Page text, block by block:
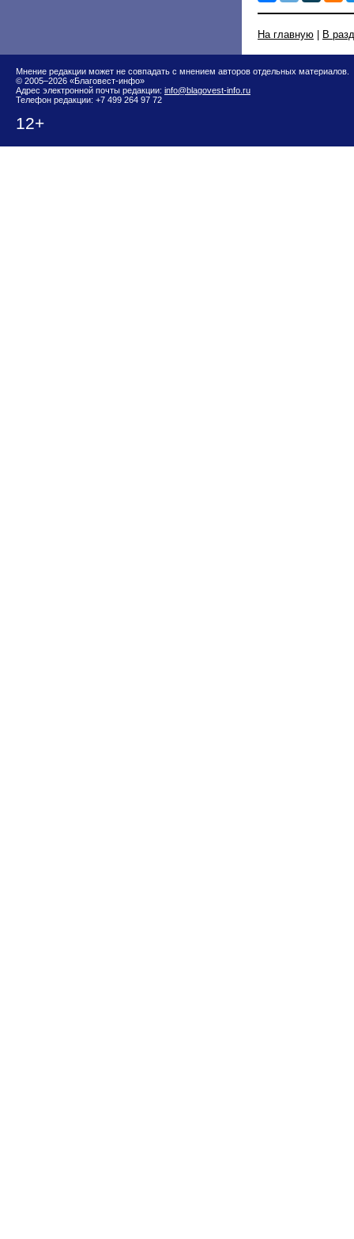
На главную В
Мнение редакции может не совпадать с мнением авторов отдельных материалов.
© 2005–2026 «Благовест-инфо»
Адрес электронной почты редакции: info@blagovest-info.ru
Телефон редакции: +7 499 264 97 72
12+